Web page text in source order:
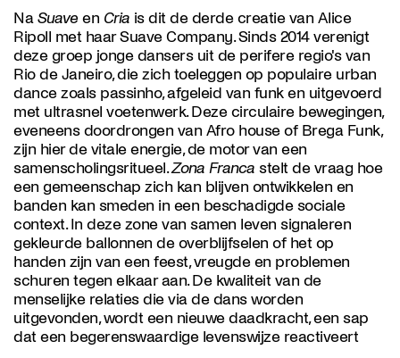
Na Suave en Cria is dit de derde creatie van Alice
Ripoll met haar Suave Company. Sinds 2014 verenigt
deze groep jonge dansers uit de perifere regio's van
Rio de Janeiro, die zich toeleggen op populaire urban
dance zoals passinho, afgeleid van funk en uitgevoerd
met ultrasnel voetenwerk. Deze circulaire bewegingen,
eveneens doordrongen van Afro house of Brega Funk,
zijn hier de vitale energie, de motor van een
samenscholingsritueel.Zona Franca stelt de vraag hoe
een gemeenschap zich kan blijven ontwikkelen en
banden kan smeden in een beschadigde sociale
context. In deze zone van samen leven signaleren
gekleurde ballonnen de overblijfselen of het op
handen zijn van een feest, vreugde en problemen
schuren tegen elkaar aan. De kwaliteit van de
menselijke relaties die via de dans worden
uitgevonden, wordt een nieuwe daadkracht, een sap
dat een begerenswaardige levenswijze reactiveert